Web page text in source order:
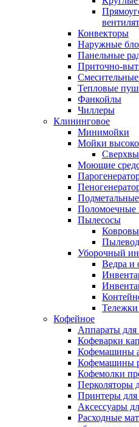
Конвекторы
Наружные
Панельные
Приточно-
Тепловые
Фанкойлы
Чиллеры
Клининговое
Минимойки
Мойки
Моющие
Пылесосы
Уборочный
Ведра и
Кофейное
Аппараты для
Кофеварки
Кофемашины
Кофемашины
Кофемолки
Перколяторы
Принтеры для
Аксессуары
Расходные